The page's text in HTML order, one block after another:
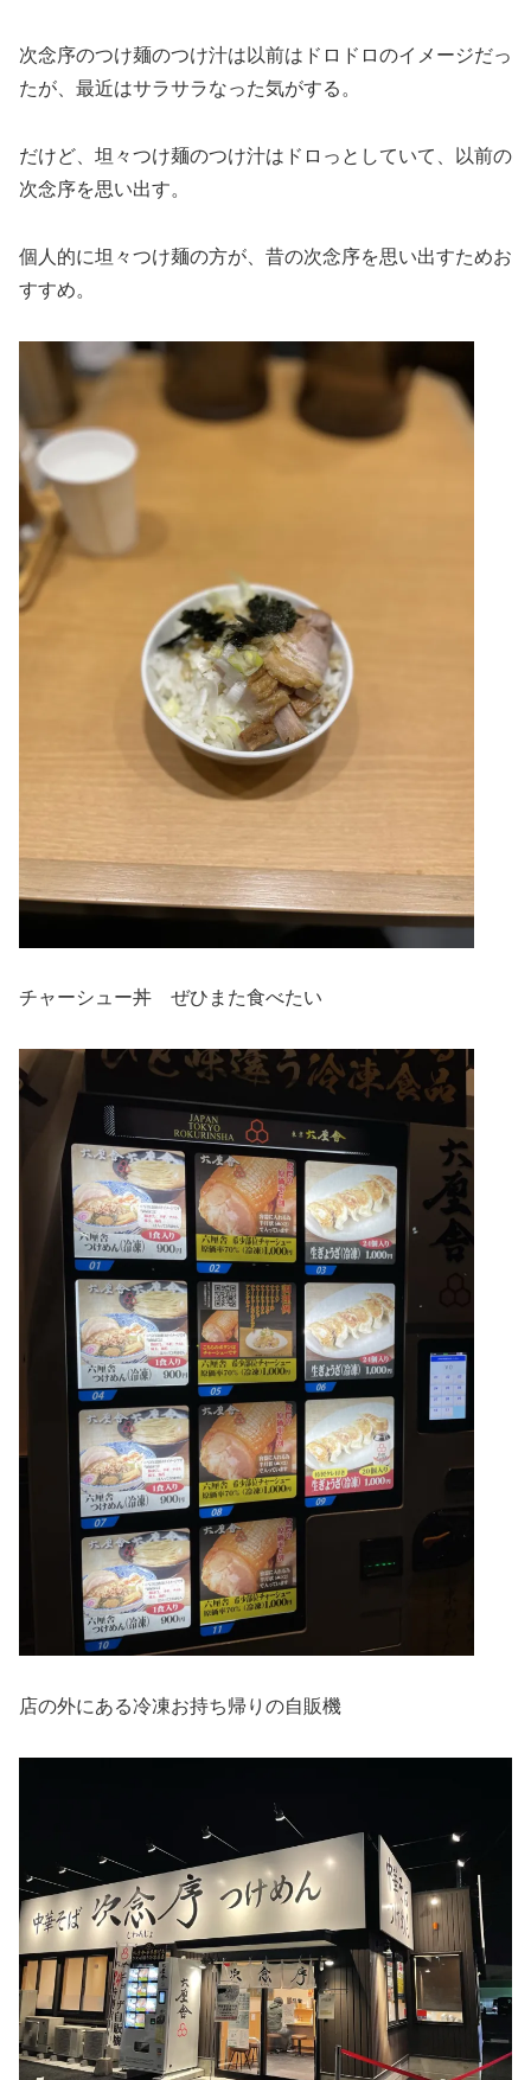
次念序のつけ麺のつけ汁は以前はドロドロのイメージだっ
たが、最近はサラサラなった気がする。
だけど、坦々つけ麺のつけ汁はドロっとしていて、以前の
次念序を思い出す。
個人的に坦々つけ麺の方が、昔の次念序を思い出すためお
すすめ。
チャーシュー丼 ぜひまた食べたい
店の外にある冷凍お持ち帰りの自販機